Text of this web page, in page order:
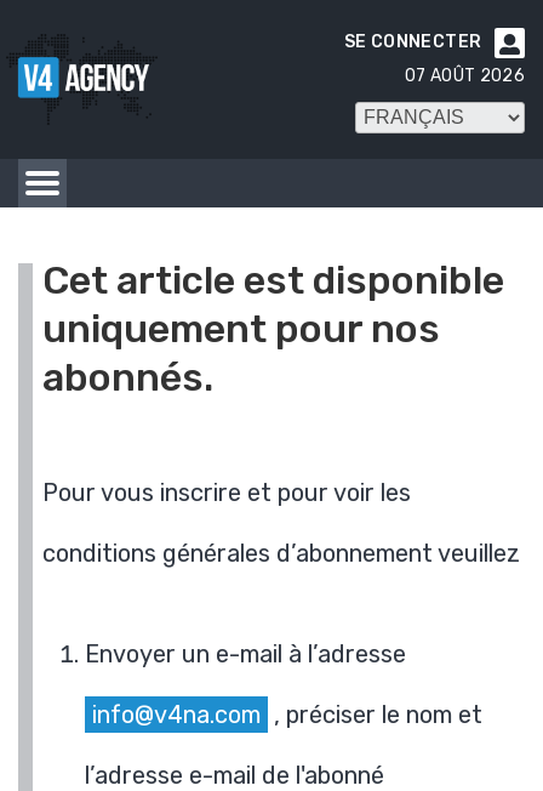

SE CONNECTER
07 AOÛT 2026
Cet article est disponible
uniquement pour nos
abonnés.
Pour vous inscrire et pour voir les
conditions générales d’abonnement veuillez
Envoyer un e-mail à l’adresse
info@v4na.com , préciser le nom et
l’adresse e-mail de l'abonné